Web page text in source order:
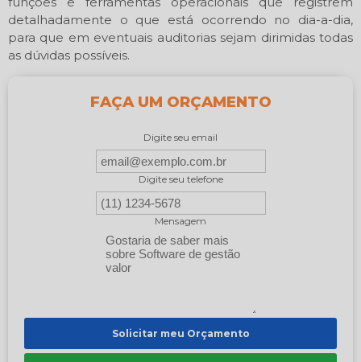
detalhadamente o que está ocorrendo no dia-a-dia,
para que em eventuais auditorias sejam dirimidas todas
as dúvidas possíveis.
FAÇA UM ORÇAMENTO
Digite seu email
Digite seu telefone
Mensagem
Solicitar meu Orçamento